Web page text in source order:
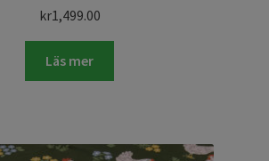
kr1,499.00
Läs mer